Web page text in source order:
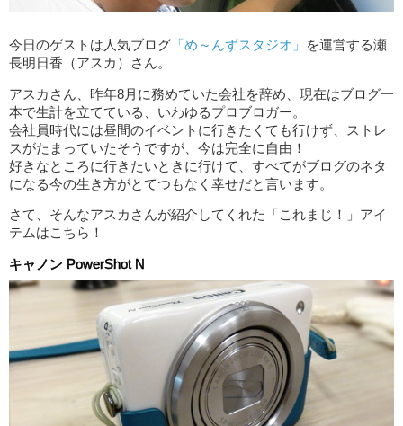
今日のゲストは人気ブログ 「め～んずスタジオ」
を運営する瀬
長明日香（アスカ）さん。
アスカさん、昨年8月に務めていた会社を辞め、現在はブログ一
本で生計を立てている、いわゆるプロブロガー。
会社員時代には昼間のイベントに行きたくても行けず、ストレ
スがたまっていたそうですが、今は完全に自由！
好きなところに行きたいときに行けて、すべてがブログのネタ
になる今の生き方がとてつもなく幸せだと言います。
さて、そんなアスカさんが紹介してくれた「これまじ！」アイ
テムはこちら！
キャノン PowerShot N